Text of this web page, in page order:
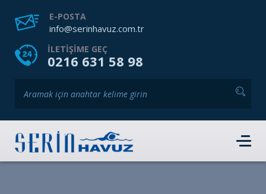
ANASAYFA
GALERI HABERLER
E-POSTA
info@serinhavuz.com.tr
ILETIŞIME GEÇ
0216 631 58 98